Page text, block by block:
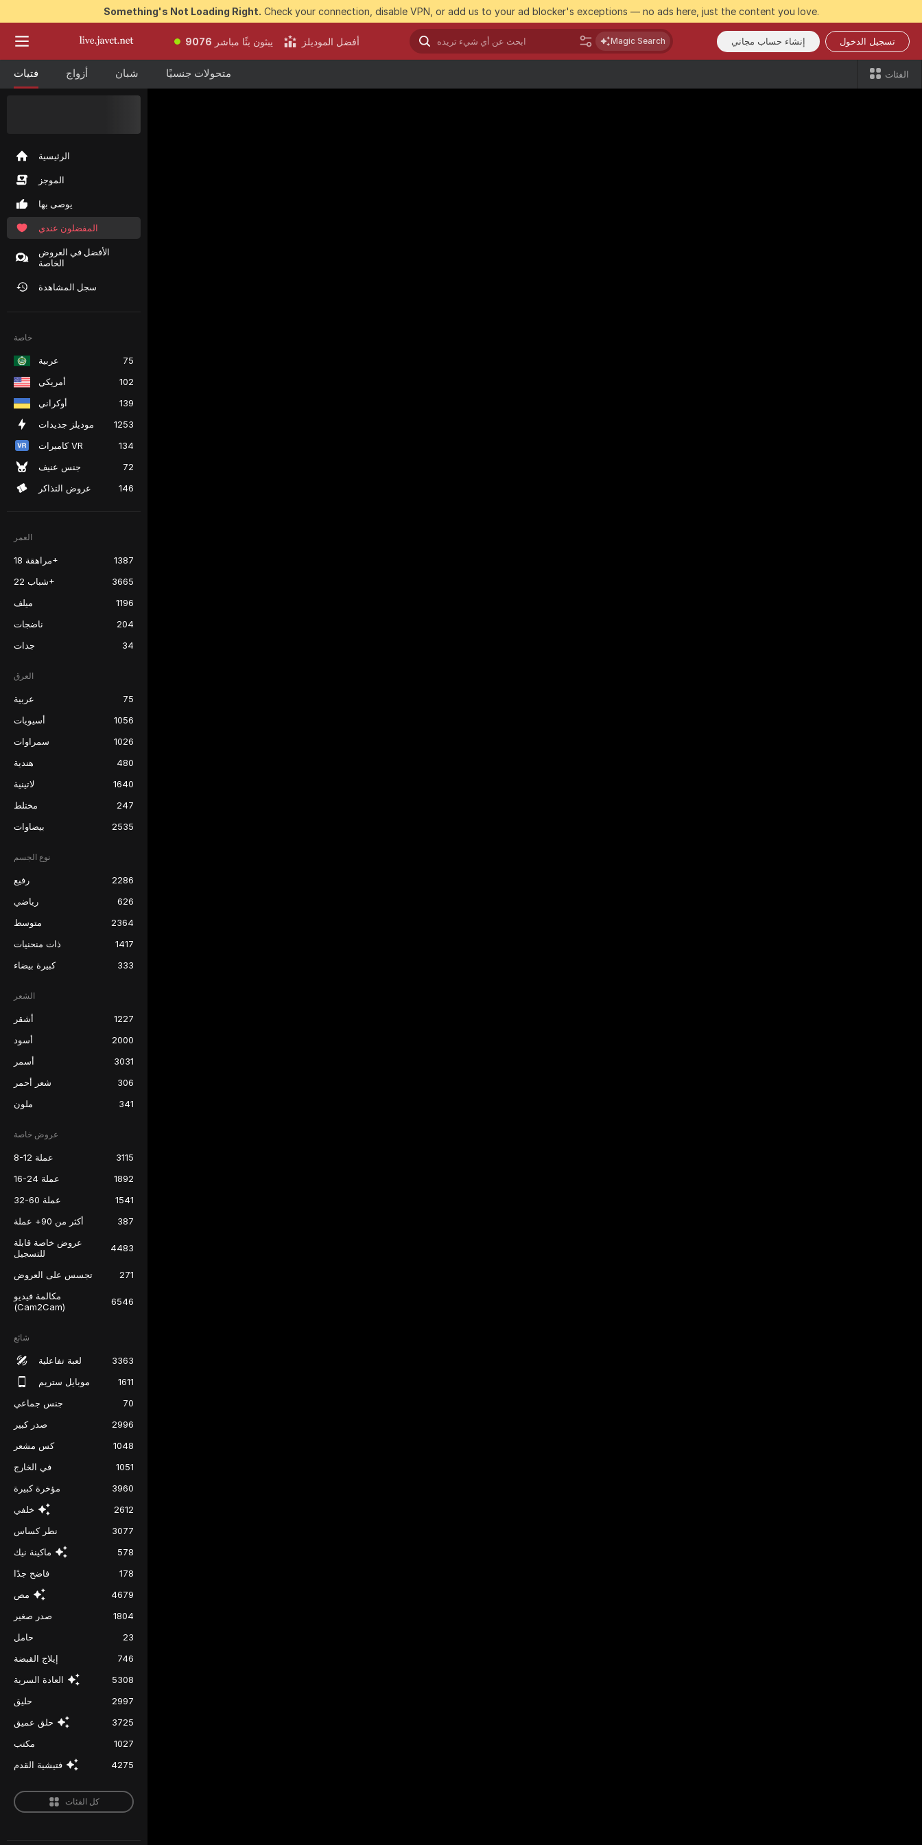
Something's Not Loading Right. Check your connection, disable VPN, or add us to your ad blocker's exceptions — no ads here, just the content you love.
9076 يبثون بثًا مباشر أفضل الموديلز Magic Search إنشاء حساب مجاني تسجيل الدخول
فتيات أزواج شبان متحولات جنسيًا الفئات
الرئيسية
الموجز
يوصى بها
المفضلون عندي
الأفضل في العروض
الخاصة
سجل المشاهدة
خاصة
عربية
75
أمريكي
102
أوكراني
139
موديلز جديدات
1253
كاميرات VR
134
جنس عنيف
72
عروض التذاكر
146
العمر
مراهقة 18+
1387
شباب 22+
3665
ميلف
1196
ناضجات
204
جدات
34
العرق
عربية
75
أسيويات
1056
سمراوات
1026
هندية
480
لاتينية
1640
مختلط
247
بيضاوات
2535
نوع الجسم
رفيع
2286
رياضي
626
متوسط
2364
ذات منحنيات
1417
كبيرة بيضاء
333
الشعر
أشقر
1227
أسود
2000
أسمر
3031
شعر أحمر
306
ملون
341
عروض خاصة
8-12 عملة
3115
16-24 عملة
1892
32-60 عملة
1541
أكثر من 90+ عملة
387
عروض خاصة قابلة
للتسجيل
4483
تجسس على العروض
271
مكالمة فيديو
(Cam2Cam)
6546
شائع
لعبة تفاعلية
3363
موبايل ستريم
1611
جنس جماعي
70
صدر كبير
2996
كس مشعر
1048
في الخارج
1051
مؤخرة كبيرة
3960
خلفي
2612
نطر كساس
3077
ماكينة نيك
578
فاضح جدًا
178
مص
4679
صدر صغير
1804
حامل
23
إيلاج القبضة
746
العادة السرية
5308
حليق
2997
حلق عميق
3725
مكتب
1027
فتيشية القدم
4275
كل الفئات